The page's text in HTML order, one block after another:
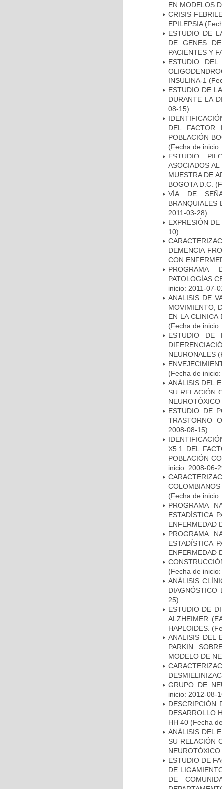
EN MODELOS
CRISIS
EPILEPSIA
ESTUDIO DE
DE GENES
PACIENTES Y
ESTUDIO
INSULINA-1
ESTUDIO DE
DURANTE LA
08-15)
DEL FACTOR
POBLACIÓN
(Fecha de
ESTUDIO
ASOCIADOS
MUESTRA DE
BOGOTA D.C.
VÍA DE
BRANQUIALES
2011-03-28)
EXPRESIÓN
10)
DEMENCIA
CON
PROGRAMA
PATOLOGÍAS
inicio: 2011-07-
ANALISIS DE
MOVIMIENTO,
EN LA CLINICA
(Fecha de
ESTUDIO DE
NEURONALES
(Fecha de
ANÁLISIS DEL
SU RELACIÓN
NEUROTÓXICO
ESTUDIO DE
TRASTORNO
2008-08-15)
X5.1 DEL
POBLACIÓN
inicio: 2008-06-
(Fecha de
PROGRAMA
ESTADÍSTICA
ENFERMEDAD
PROGRAMA
ESTADÍSTICA
ENFERMEDAD
(Fecha de
ANÁLISIS
DIAGNÓSTICO
25)
ESTUDIO DE
ALZHEIMER
HAPLOIDES.
ANALISIS DEL
PARKIN
MODELO DE
GRUPO DE
inicio: 2012-08-
DESCRIPCIÓN
DESARROLLO
HH 40 (Fecha
ANÁLISIS DEL
SU RELACIÓN
NEUROTÓXICO
ESTUDIO DE
DE
DE